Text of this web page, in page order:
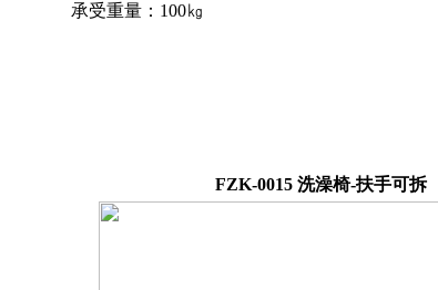
承受重量：100㎏
FZK-0015 洗澡椅-扶手可拆